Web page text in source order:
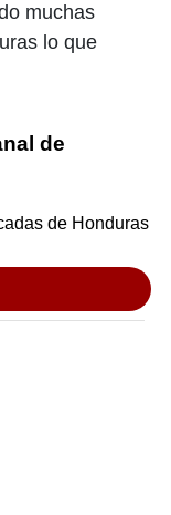
muchas
lo que
de
de Honduras